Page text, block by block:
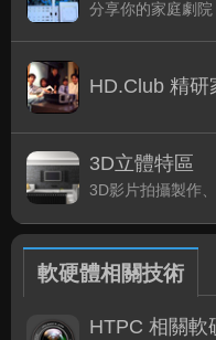
HD.Club 精研
3D立體特區
軟硬體相關技術